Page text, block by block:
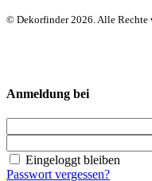
© Dekorfinder 2026. Alle Rechte
Anmeldung bei
Eingeloggt bleiben
Passwort vergessen?